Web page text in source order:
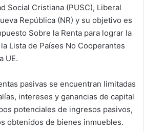
Social Cristiana (PUSC), Liberal
República (NR) y su objetivo es
Sobre la Renta para lograr la
Lista de Países No Cooperantes
UE.
pasivas se encuentran limitadas
intereses y ganancias de capital
potenciales de ingresos pasivos,
obtenidos de bienes inmuebles.